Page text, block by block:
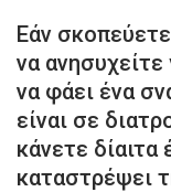
Εάν
να
να φάει ένα
είναι σε
κάνετε δίαιτα
καταστρέψει